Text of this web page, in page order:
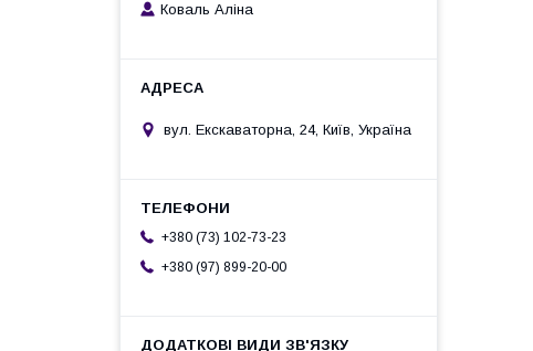
Коваль Аліна
вул. Екскаваторна, 24, Київ, Україна
+380 (73) 102-73-23
+380 (97) 899-20-00